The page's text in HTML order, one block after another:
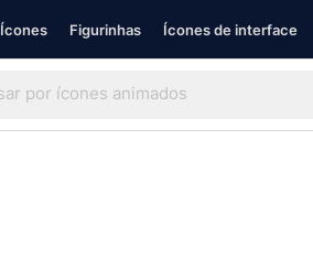
Ícones Figurinhas Ícones de interface